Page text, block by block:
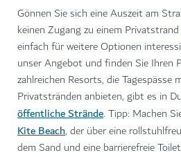
Gönnen Sie sich eine Auszeit am
keinen Zugang zu einem
einfach für weitere Optionen
unser Angebot und finden Sie Ihren
zahlreichen Resorts, die Tagespässe
Privatstränden anbieten, gibt es in
öffentliche Strände. Tipp: Machen
Kite Beach, der über eine
dem Sand und eine barrierefreie